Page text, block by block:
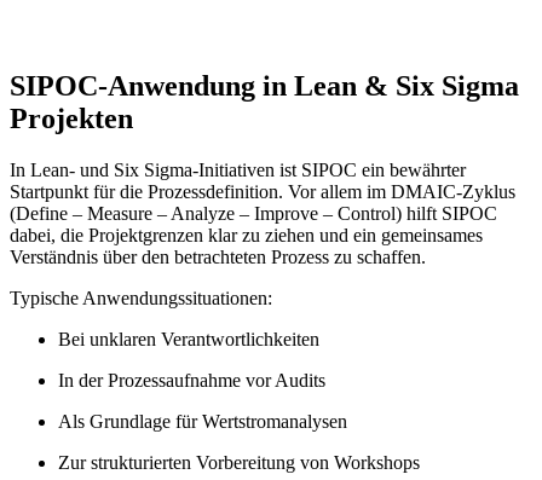
SIPOC-Anwendung in Lean & Six Sigma
Projekten
In Lean- und Six Sigma-Initiativen ist SIPOC ein bewährter
Startpunkt für die Prozessdefinition. Vor allem im DMAIC-Zyklus
(Define – Measure – Analyze – Improve – Control) hilft SIPOC
dabei, die Projektgrenzen klar zu ziehen und ein gemeinsames
Verständnis über den betrachteten Prozess zu schaffen.
Typische Anwendungssituationen:
Bei unklaren Verantwortlichkeiten
In der Prozessaufnahme vor Audits
Als Grundlage für Wertstromanalysen
Zur strukturierten Vorbereitung von Workshops